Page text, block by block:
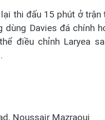
thi đấu 15 phút ở trận
Davies đá chính
điều chỉnh Laryea
Noussair Mazraoui